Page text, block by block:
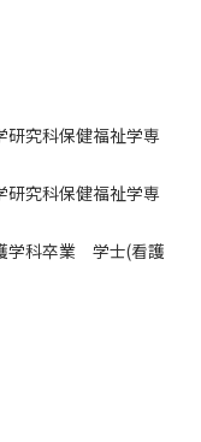
研究科保健福祉学専
研究科保健福祉学専
学科卒業 学士(看護